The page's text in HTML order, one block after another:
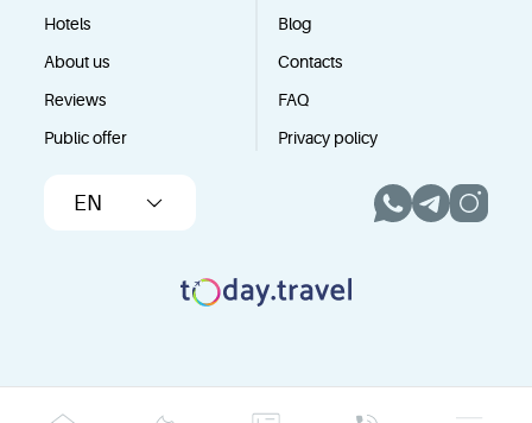
Hotels
Blog
About us
Contacts
Reviews
FAQ
Public offer
Privacy policy
EN